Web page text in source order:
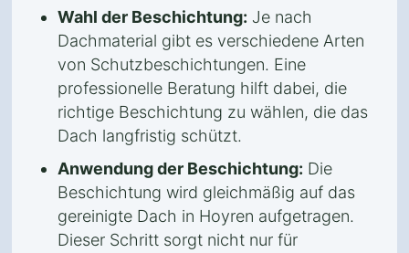
Wahl der Beschichtung: Je nach
Dachmaterial gibt es verschiedene Arten
von Schutzbeschichtungen. Eine
professionelle Beratung hilft dabei, die
richtige Beschichtung zu wählen, die das
Dach langfristig schützt.
Anwendung der Beschichtung: Die
Beschichtung wird gleichmäßig auf das
gereinigte Dach in Hoyren aufgetragen.
Dieser Schritt sorgt nicht nur für